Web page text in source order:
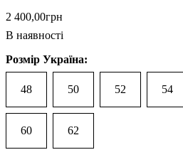
2 400,00грн
В наявності
Розмір Україна:
48 50 52 54
60 62